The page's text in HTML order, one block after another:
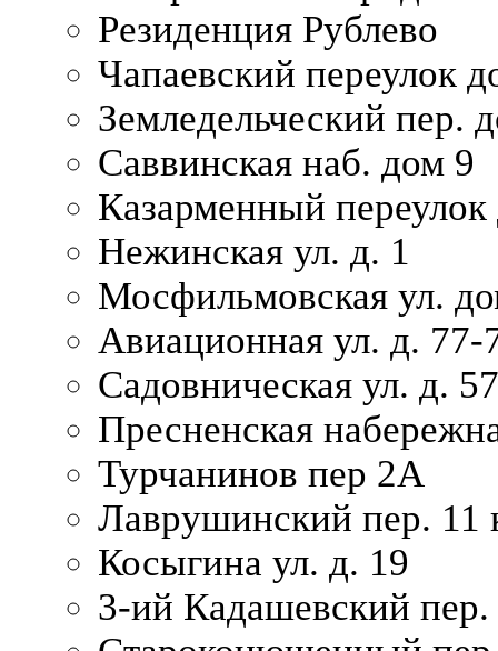
Резиденция Рублево
Чапаевский переулок
Земледельческий пер.
Саввинская наб. дом 9
Казарменный переулок
Нежинская ул. д. 1
Мосфильмовская ул.
Авиационная ул. д. 77-
Садовническая ул. д.
Пресненская
Турчанинов пер 2А
Лаврушинский пер. 11
Косыгина ул. д. 19
3-ий Кадашевский пер.